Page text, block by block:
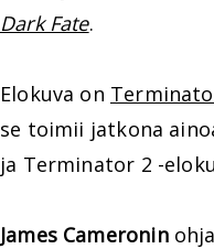
Dark Fate.
Elokuva on
se toimii jatkona
ja Terminator 2 -
James Cameronin